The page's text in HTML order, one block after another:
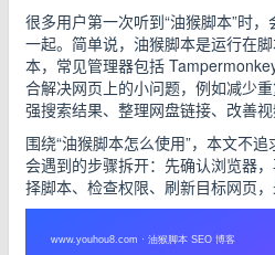
很多用户第一次听到“油猴脚本”时
一起。简单说，油猴脚本是运行在
本，常见管理器包括
合解决网页上的小问题，例如减少
强搜索结果、整理网盘链接、改善视
围绕“油猴脚本怎么使用”，本文不
会遇到的步骤拆开：先确认浏览器
择脚本、检查权限、刷新目标网页，